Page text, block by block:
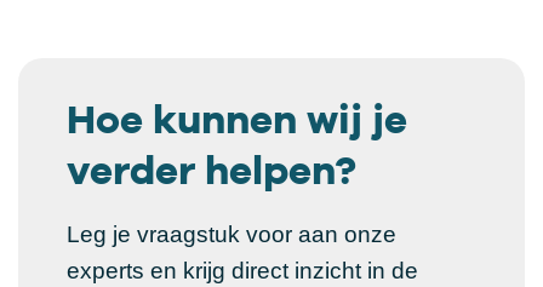
Hoe kunnen wij je
verder helpen?
Leg je vraagstuk voor aan onze
experts en krijg direct inzicht in de